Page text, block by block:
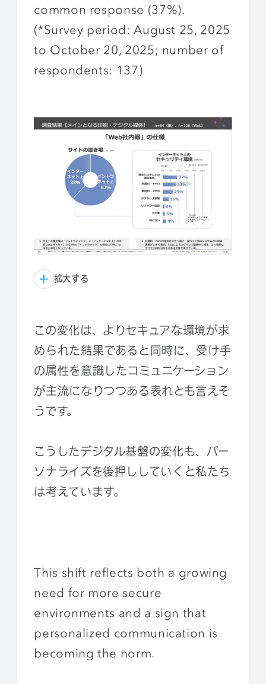
common response (37%).
(*Survey period: August 25, 2025
to October 20, 2025; number of
respondents: 137)
拡大する
この変化は、よりセキュアな環境が求
められた結果であると同時に、受け手
の属性を意識したコミュニケーション
が主流になりつつある表れとも言えそ
うです。
こうしたデジタル基盤の変化も、パー
ソナライズを後押ししていくと私たち
は考えています。
This shift reflects both a growing
need for more secure
environments and a sign that
personalized communication is
becoming the norm.